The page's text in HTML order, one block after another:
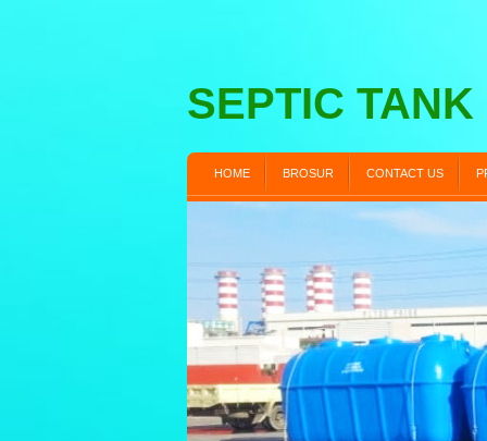
SEPTIC
HOME BROSUR CONTACT US